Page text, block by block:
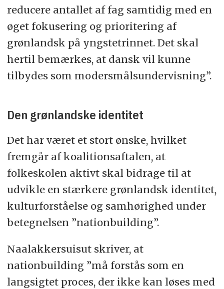
reducere antallet af fag samtidig med en
øget fokusering og prioritering af
grønlandsk på yngstetrinnet. Det skal
hertil bemærkes, at dansk vil kunne
tilbydes som modersmålsundervisning”.
Den grønlandske identitet
Det har været et stort ønske, hvilket
fremgår af koalitionsaftalen, at
folkeskolen aktivt skal bidrage til at
udvikle en stærkere grønlandsk identitet,
kulturforståelse og samhørighed under
betegnelsen ”nationbuilding”.
Naalakkersuisut skriver, at
nationbuilding ”må forstås som en
langsigtet proces, der ikke kan løses med